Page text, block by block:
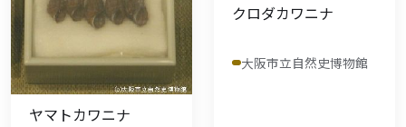
ヤマトカワニナ
クロダカワニナ
大阪市立自然史博物館